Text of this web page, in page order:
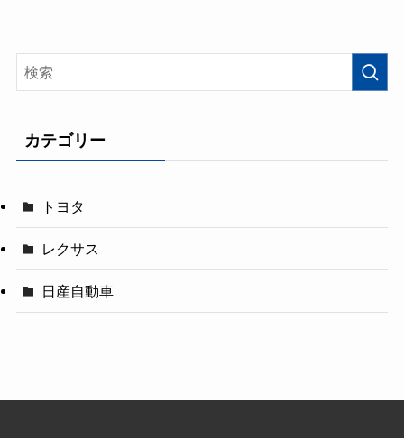
カテゴリー
トヨタ
レクサス
日産自動車